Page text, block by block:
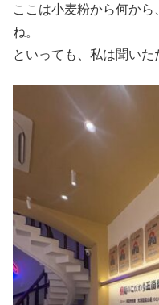
ここは小麦粉から何か
ね。
といっても、私は聞いた